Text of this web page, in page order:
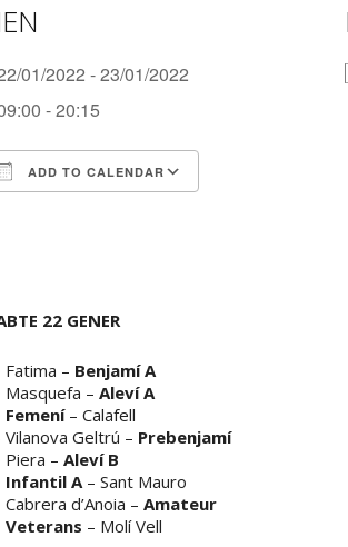
01/2022 - 23/01/2022
- 20:15
ADD TO CALENDAR
22 GENER
– Benjamí A
Masquefa – Aleví A
Femení – Calafell
Vilanova Geltrú – Prebenjamí
Piera – Aleví B
Infantil A– Sant Mauro
d’Anoia – Amateur
Veterans – Molí Vell